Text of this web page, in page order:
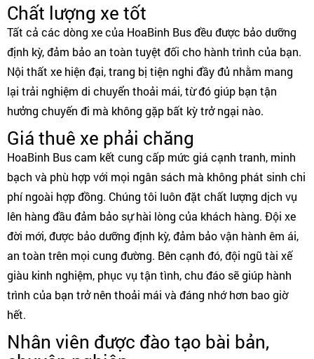
Chất lượng xe tốt
Tất cả các dòng xe của HoaBinh Bus đều được bảo dưỡng
định kỳ, đảm bảo an toàn tuyệt đối cho hành trình của bạn.
Nội thất xe hiện đại, trang bị tiện nghi đầy đủ nhằm mang
lại trải nghiệm di chuyển thoải mái, từ đó giúp bạn tận
hưởng chuyến đi mà không gặp bất kỳ trở ngại nào.
Giá thuê xe phải chăng
HoaBinh Bus cam kết cung cấp mức giá cạnh tranh, minh
bạch và phù hợp với mọi ngân sách mà không phát sinh chi
phí ngoài hợp đồng. Chúng tôi luôn đặt chất lượng dịch vụ
lên hàng đầu đảm bảo sự hài lòng của khách hàng. Đội xe
đời mới, được bảo dưỡng định kỳ, đảm bảo vận hành êm ái,
an toàn trên mọi cung đường. Bên cạnh đó, đội ngũ tài xế
giàu kinh nghiệm, phục vụ tận tình, chu đáo sẽ giúp hành
trình của bạn trở nên thoải mái và đáng nhớ hơn bao giờ
hết.
Nhân viên được đào tạo bài bản,